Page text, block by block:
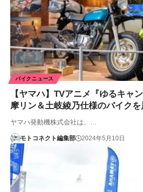
バイクニュース
【ヤマハ】TVアニメ『ゆるキャ
摩リン＆土岐綾乃仕様のバイクを
ヤマハ発動機株式会社は、…
モトコネクト編集部 2024年5月10日